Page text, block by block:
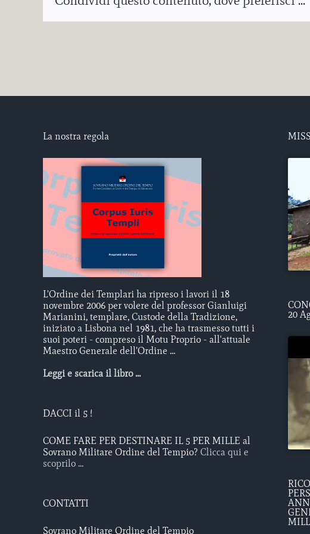
La nostra regola
L'Ordine dei Templari ha ripreso i lavori il 18
novembre 2006 per volere del professor Gianluigi
Marianini, templare, Custode della Tradizione,
iniziato a Lisbona nel 1981, che ha trasmesso tutti i
suoi poteri - compreso il Motu Proprio - all'attuale
Maestro Generale dell'Ordine ...
Leggi e scarica il libro ...
DACCI il 5 !
COME FARE PER DESTINARE IL 5 PER MILLE al
Sovrano Militare Ordine del Tempio? Clicca qui e
scoprilo ...
CONTATTI
Sovrano Militare Ordine del Tempio
20